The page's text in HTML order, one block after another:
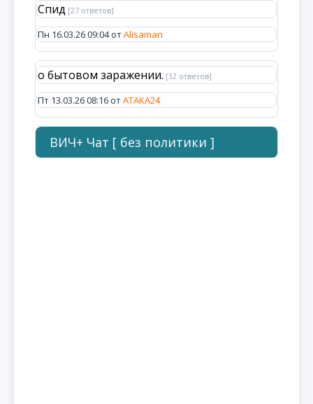
Спид [27 ответов]
Пн 16.03.26 09:04 отAlisaman
о бытовом заражении. [32 ответов]
Пт 13.03.26 08:16 отATAKA24
ВИЧ+ Чат [ без политики ]